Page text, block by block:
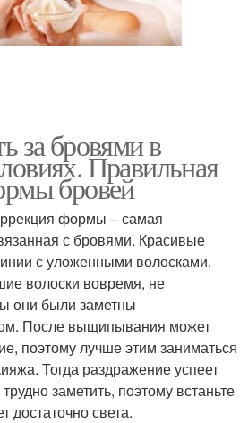
за бровями в
Правильная
бровей
формы – самая
с бровями. Красивые
с уложенными волосками.
волоски вовремя, не
они были заметны
После выщипывания может
поэтому лучше этим заниматься
Тогда раздражение успеет
заметить, поэтому встаньте
достаточно света.